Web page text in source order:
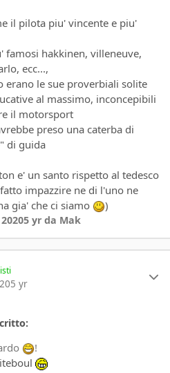
il pilota piu' vincente e piu'
famosi hakkinen, villeneuve,
ecc...,
erano le sue proverbiali solite
al massimo, inconcepibili
il motorsport
preso una caterba di
di guida
e' un santo rispetto al tedesco
impazzire ne di l'uno ne
gia' che ci siamo
)
5 yr da Mak
5 yr
!